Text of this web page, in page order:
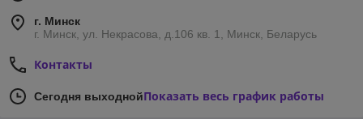
г. Минск
г. Минск, ул. Некрасова, д.106 кв. 1, Минск, Беларусь
Контакты
Сегодня выходнойПоказать весь график работы